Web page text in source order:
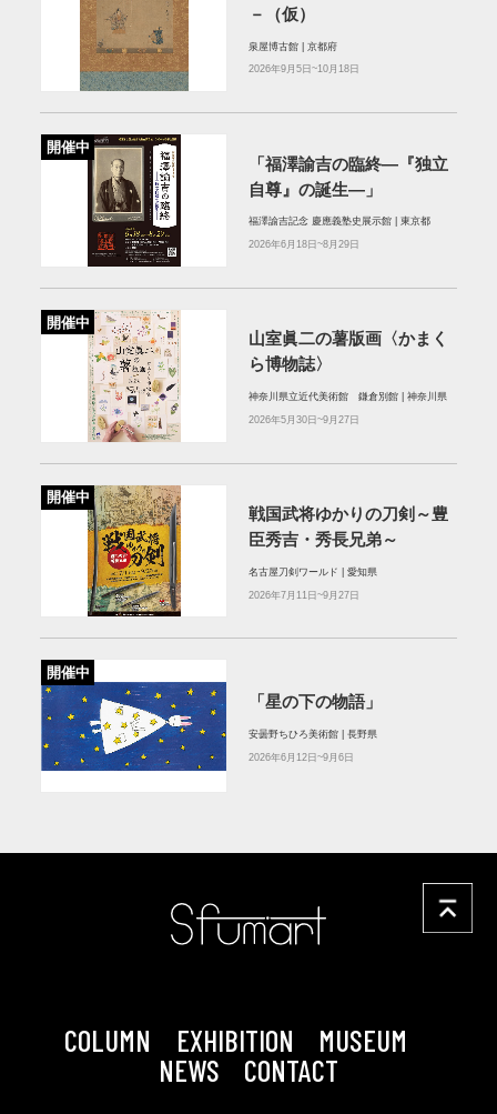
－（仮）
泉屋博古館 | 京都府
2026年9月5日~10月18日
開催中
「福澤諭吉の臨終―『独立
自尊』の誕生―」
福澤諭吉記念 慶應義塾史展示館 | 東京都
2026年6月18日~8月29日
開催中
山室眞二の薯版画〈かまく
ら博物誌〉
神奈川県立近代美術館 鎌倉別館 | 神奈川県
2026年5月30日~9月27日
開催中
戦国武将ゆかりの刀剣～豊
臣秀吉・秀長兄弟～
名古屋刀剣ワールド | 愛知県
2026年7月11日~9月27日
開催中
「星の下の物語」
安曇野ちひろ美術館 | 長野県
2026年6月12日~9月6日
COLUMN EXHIBITION
MUSEUM
NEWS
CONTACT